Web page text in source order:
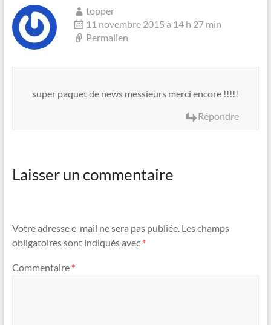
topper
11 novembre 2015 à 14 h 27 min
Permalien
super paquet de news messieurs merci encore !!!!!
Répondre
Laisser un commentaire
Votre adresse e-mail ne sera pas publiée. Les champs
obligatoires sont indiqués avec *
Commentaire *